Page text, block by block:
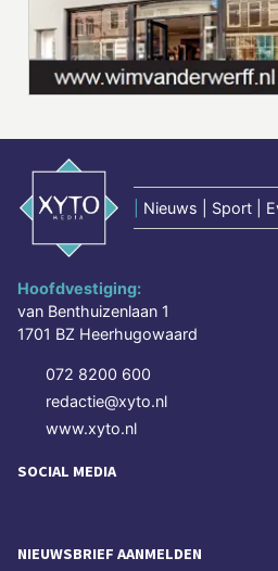
Nieuws | Sport |
Hoofdvestiging:
van Benthuizenlaan 1
1701 BZ Heerhugowaard
072 8200 600
redactie@xyto.nl
www.xyto.nl
SOCIAL MEDIA
NIEUWSBRIEF AANMELDEN